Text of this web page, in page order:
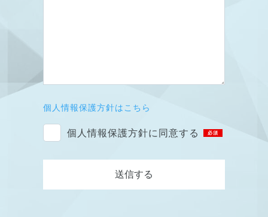
個人情報保護方針はこちら
個人情報保護方針に同意する